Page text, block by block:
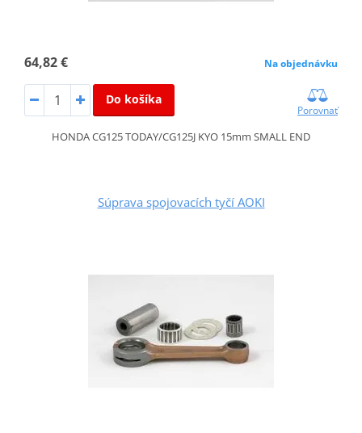
64,82 € Na objednávku
Do košíka
Porovnať
HONDA CG125 TODAY/CG125J KYO 15mm SMALL END
Súprava spojovacích tyčí AOKI